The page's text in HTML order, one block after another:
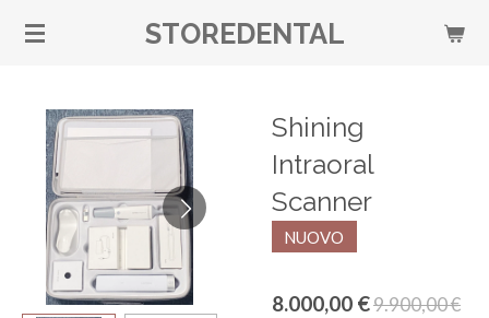
Vai
principale
STOREDENTAL
Shining
Intraoral
Scanner
NUOVO
8.000,00 €9.900,00 €